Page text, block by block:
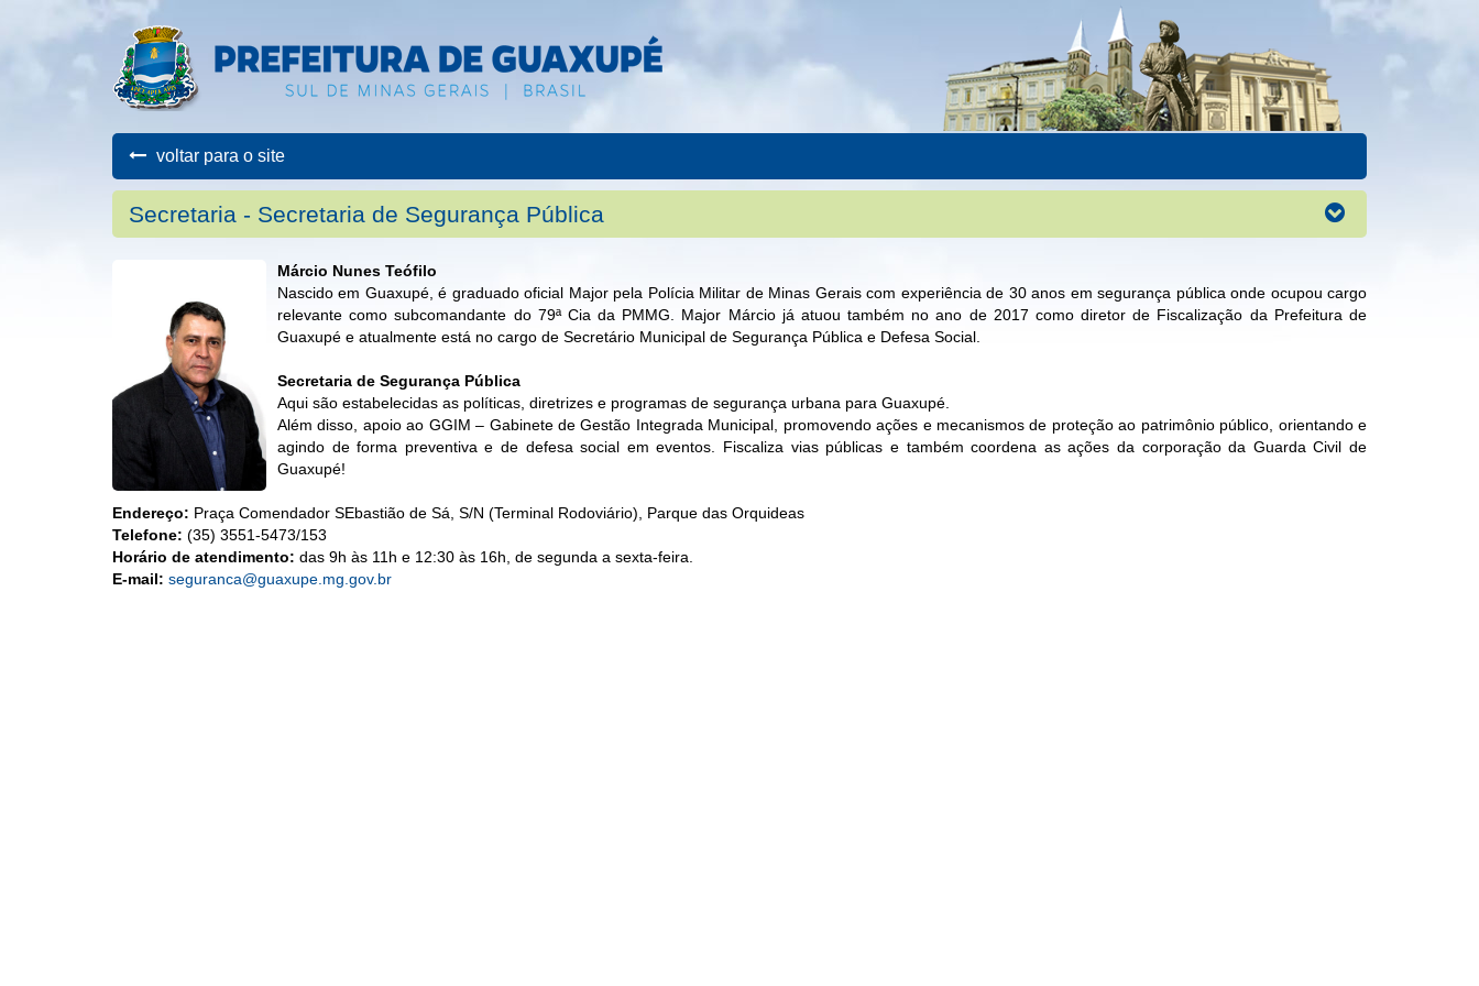
voltar para o site
Secretaria - Secretaria de Segurança Pública
Márcio Nunes Teófilo
Nascido em Guaxupé, é graduado oficial Major pela Polícia Militar de Minas Gerais com experiência de 30 anos em segurança pública onde ocupou cargo
relevante como subcomandante do 79ª Cia da PMMG. Major Márcio já atuou também no ano de 2017 como diretor de Fiscalização da Prefeitura de
Guaxupé e atualmente está no cargo de Secretário Municipal de Segurança Pública e Defesa Social.
Secretaria de Segurança Pública
Aqui são estabelecidas as políticas, diretrizes e programas de segurança urbana para Guaxupé.
Além disso, apoio ao GGIM – Gabinete de Gestão Integrada Municipal, promovendo ações e mecanismos de proteção ao patrimônio público, orientando e
agindo de forma preventiva e de defesa social em eventos. Fiscaliza vias públicas e também coordena as ações da corporação da Guarda Civil de
Guaxupé!
Endereço: Praça Comendador SEbastião de Sá, S/N (Terminal Rodoviário), Parque das Orquideas
Telefone: (35) 3551-5473/153
Horário de atendimento: das 9h às 11h e 12:30 às 16h, de segunda a sexta-feira.
E-mail: seguranca@guaxupe.mg.gov.br